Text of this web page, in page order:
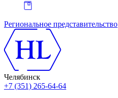
Региональное представительство
Челябинск
+7 (351) 265-64-64